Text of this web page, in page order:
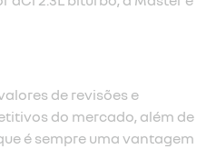
de revisões e
do mercado, além de
é sempre uma vantagem